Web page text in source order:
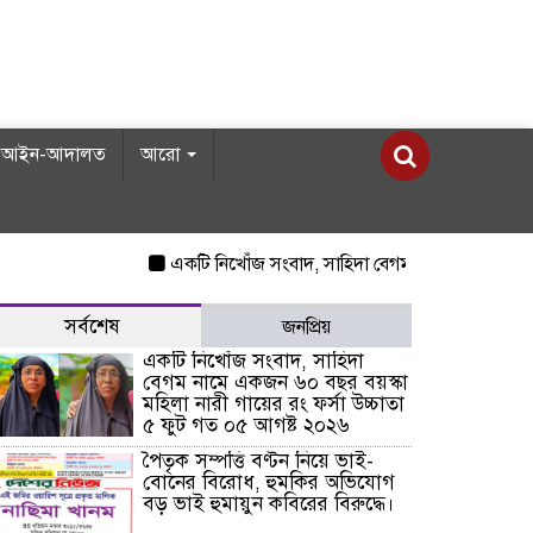
আইন-আদালত আরো
একটি নিখোঁজ সংবাদ, সাহিদা বেগম নামে একজন ৬০ বছর
সর্বশেষ জনপ্রিয়
একটি নিখোঁজ সংবাদ, সাহিদা
বেগম নামে একজন ৬০ বছর বয়স্কা
মহিলা নারী গায়ের রং ফর্সা উচ্চাতা
৫ ফুট গত ০৫ আগষ্ট ২০২৬
পৈতৃক সম্পত্তি বণ্টন নিয়ে ভাই-
বোনের বিরোধ, হুমকির অভিযোগ
বড় ভাই হুমায়ুন কবিরের বিরুদ্ধে।